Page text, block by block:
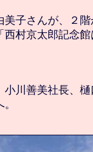
子さんが、２
村京太郎記念
川善美社長、